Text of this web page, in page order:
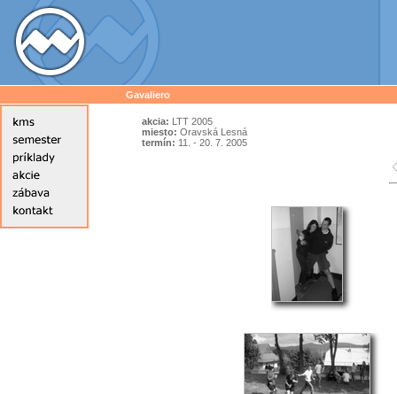
Gavaliero
akcia: LTT 2005
miesto: Oravská Lesná
termín: 11. - 20. 7. 2005